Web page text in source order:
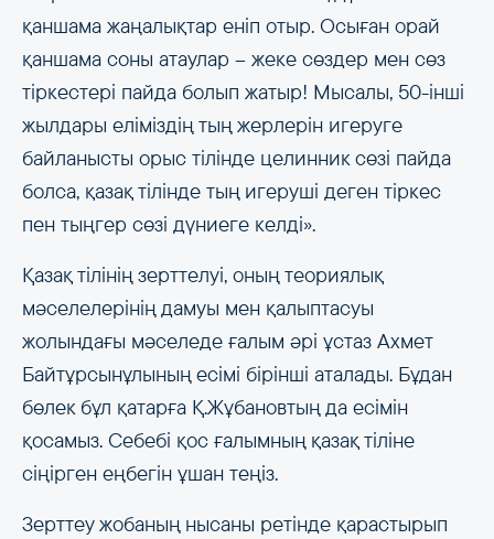
қаншама жаңалықтар еніп отыр. Осыған орай
қаншама соны атаулар – жеке сөздер мен сөз
тіркестері пайда болып жатыр! Мысалы, 50-інші
жылдары еліміздің тың жерлерін игеруге
байланысты орыс тілінде целинник сөзі пайда
болса, қазақ тілінде тың игеруші деген тіркес
пен тыңгер сөзі дүниеге келді».
Қазақ тілінің зерттелуі, оның теориялық
мәселелерінің дамуы мен қалыптасуы
жолындағы мәселеде ғалым әрі ұстаз Ахмет
Байтұрсынұлының есімі бірінші аталады. Бұдан
бөлек бұл қатарға Қ.Жұбановтың да есімін
қосамыз. Себебі қос ғалымның қазақ тіліне
сіңірген еңбегін ұшан теңіз.
Зерттеу жобаның нысаны ретінде қарастырып